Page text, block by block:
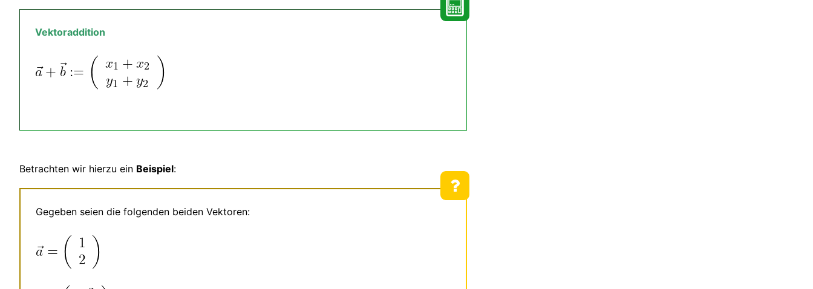
Vektoraddition
Betrachten wir hierzu ein Beispiel:
Gegeben seien die folgenden beiden Vektoren: